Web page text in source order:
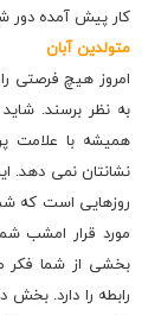
کار پیش آمده دور
متولدین آبان
امروز هیچ فرصتی
به نظر برسند.
همیشه با علامت
نشانتان نمی دهد.
روزهایی است که
مورد قرار امشب
بخشی از شما فکر
رابطه را دارد.